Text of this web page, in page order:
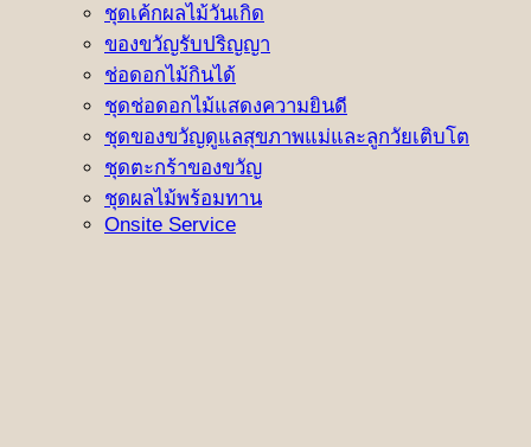
ชุดเค้กผลไม้วันเกิด
ของขวัญรับปริญญา
ช่อดอกไม้กินได้
ชุดช่อดอกไม้แสดงความยินดี
ชุดของขวัญดูแลสุขภาพแม่และลูกวัยเติบโต
ชุดตะกร้าของขวัญ
ชุดผลไม้พร้อมทาน
Onsite Service